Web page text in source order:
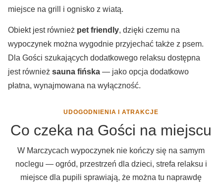
miejsce na grill i ognisko z wiatą.
Obiekt jest również pet friendly, dzięki czemu na
wypoczynek można wygodnie przyjechać także z psem.
Dla Gości szukających dodatkowego relaksu dostępna
jest również sauna fińska — jako opcja dodatkowo
płatna, wynajmowana na wyłączność.
UDOGODNIENIA I ATRAKCJE
Co czeka na Gości na miejscu
W Marczycach wypoczynek nie kończy się na samym
noclegu — ogród, przestrzeń dla dzieci, strefa relaksu i
miejsce dla pupili sprawiają, że można tu naprawdę